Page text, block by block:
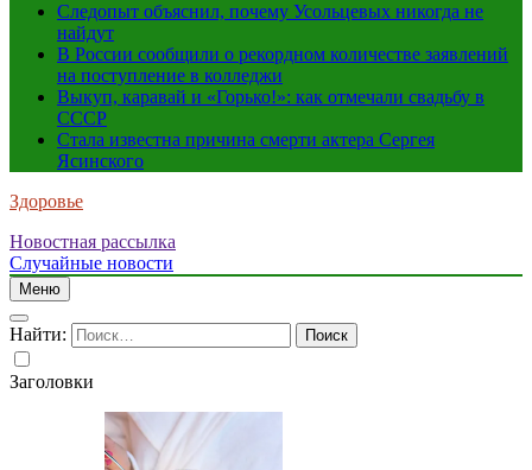
Следопыт объяснил, почему Усольцевых никогда не
найдут
В России сообщили о рекордном количестве заявлений
на поступление в колледжи
Выкуп, каравай и «Горько!»: как отмечали свадьбу в
СССР
Стала известна причина смерти актера Сергея
Ясинского
Здоровье
Новостная рассылка
Случайные новости
Меню
Найти:
Заголовки